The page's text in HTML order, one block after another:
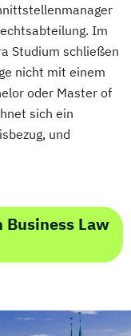
Im
Studium schließen
nicht mit einem
oder Master of
sich ein
und
Law